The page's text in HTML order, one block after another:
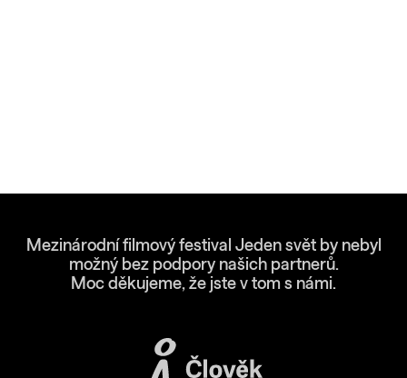
Mezinárodní filmový festival Jeden svět by nebyl
možný bez podpory našich partnerů.
Moc děkujeme, že jste v tom s námi.